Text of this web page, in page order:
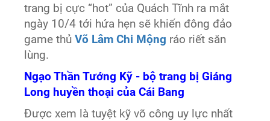
trang bị cực “hot” của Quách Tĩnh ra mắt
ngày 10/4 tới hứa hẹn sẽ khiến đông đảo
game thủVõ Lâm Chi Mộng ráo riết săn
lùng.
Ngạo Thần Tướng Kỹ - bộ trang bị Giáng
Long huyền thoại của Cái Bang
Được xem là tuyệt kỹ võ công uy lực nhất